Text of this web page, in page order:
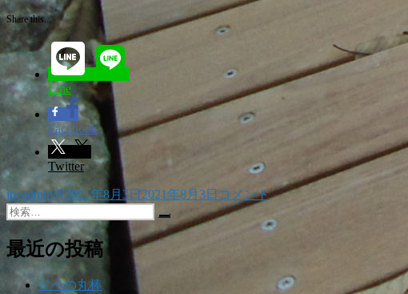
Share this...
Line
Facebook
Twitter
投
稿
ipeadmin@投
日:
2021年8月3日 2021年8月3日 子
供
コメント
検
検
索
最近の投稿
イペの丸棒